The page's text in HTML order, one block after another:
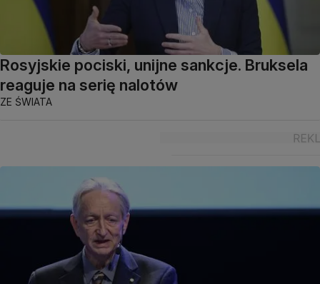
Rosyjskie pociski, unijne sankcje. Bruksela
reaguje na serię nalotów
ZE ŚWIATA